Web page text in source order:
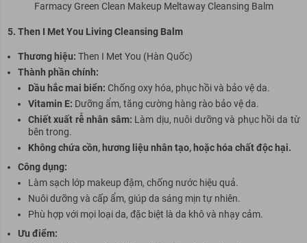
Farmacy Green Clean Makeup Meltaway Cleansing Balm
5. Then I Met You Living Cleansing Balm
Thương hiệu: Then I Met You (Hàn Quốc)
Thành phần chính:
Dầu hắc mai biển: Chống oxy hóa, phục hồi và bảo vệ da.
Vitamin E: Dưỡng ẩm, tăng cường hàng rào bảo vệ da.
Chiết xuất rễ nhân sâm: Làm dịu, nuôi dưỡng và phục hồi da từ
bên trong.
Không chứa cồn, hương liệu nhân tạo, hoặc hóa chất độc hại.
Công dụng:
Làm sạch lớp makeup đậm, chống nước hiệu quả.
Nuôi dưỡng và cấp ẩm, giúp da sáng mịn tự nhiên.
Phù hợp với mọi loại da, đặc biệt là da khô và nhạy cảm.
Ưu điểm: